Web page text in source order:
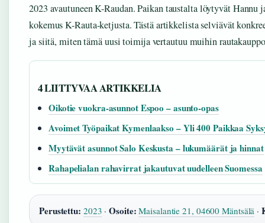
2023 avautuneen K-Raudan. Paikan taustalta löytyvät
kokemus K-Rauta-ketjusta. Tästä artikkelista selviävät
ja siitä, miten tämä uusi toimija vertautuu muihin
4 LIITTYVAA ARTIKKELIA
Oikotie vuokra-asunnot Espoo – asunto-opas
Avoimet Työpaikat Kymenlaakso – Yli 400 Paikkaa
Myytävät asunnot Salo Keskusta – lukumäärät ja hinnat
Rahapelialan rahavirrat jakautuvat uudelleen Suomessa
Perustettu: 2023 ·Osoite: Maisalantie 21, 04600 Mäntsälä ·